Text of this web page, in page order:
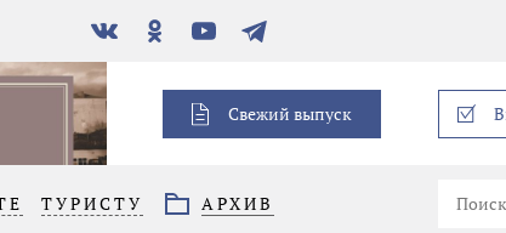
В
контакте
Одноклассники
YouTubeТелеграм
Свежий выпуск
ТУРИСТУ АРХИВ